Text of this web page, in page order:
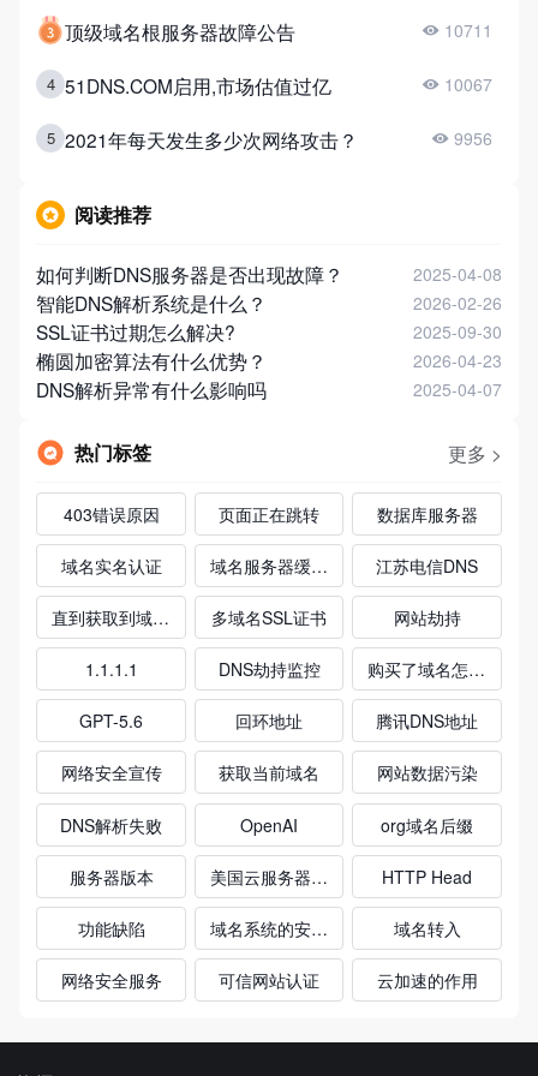
顶级域名根服务器故障公告 10711
4 51DNS.COM启用,市场估值过亿 10067
5 2021年每天发生多少次网络攻击？ 9956
阅读推荐
如何判断DNS服务器是否出现故障？ 2025-04-08
智能DNS解析系统是什么？ 2026-02-26
SSL证书过期怎么解决? 2025-09-30
椭圆加密算法有什么优势？ 2026-04-23
DNS解析异常有什么影响吗 2025-04-07
热门标签 更多 >
403错误原因 页面正在跳转 数据库服务器
域名实名认证 域名服务器缓存投毒 江苏电信DNS
直到获取到域名解析记录返回给客户端 多域名SSL证书 网站劫持
1.1.1.1 DNS劫持监控 购买了域名怎么使用
GPT-5.6 回环地址 腾讯DNS地址
网络安全宣传 获取当前域名 网站数据污染
DNS解析失败 OpenAI org域名后缀
服务器版本 美国云服务器哪家最稳定 HTTP Head
功能缺陷 域名系统的安全性 域名转入
网络安全服务 可信网站认证 云加速的作用